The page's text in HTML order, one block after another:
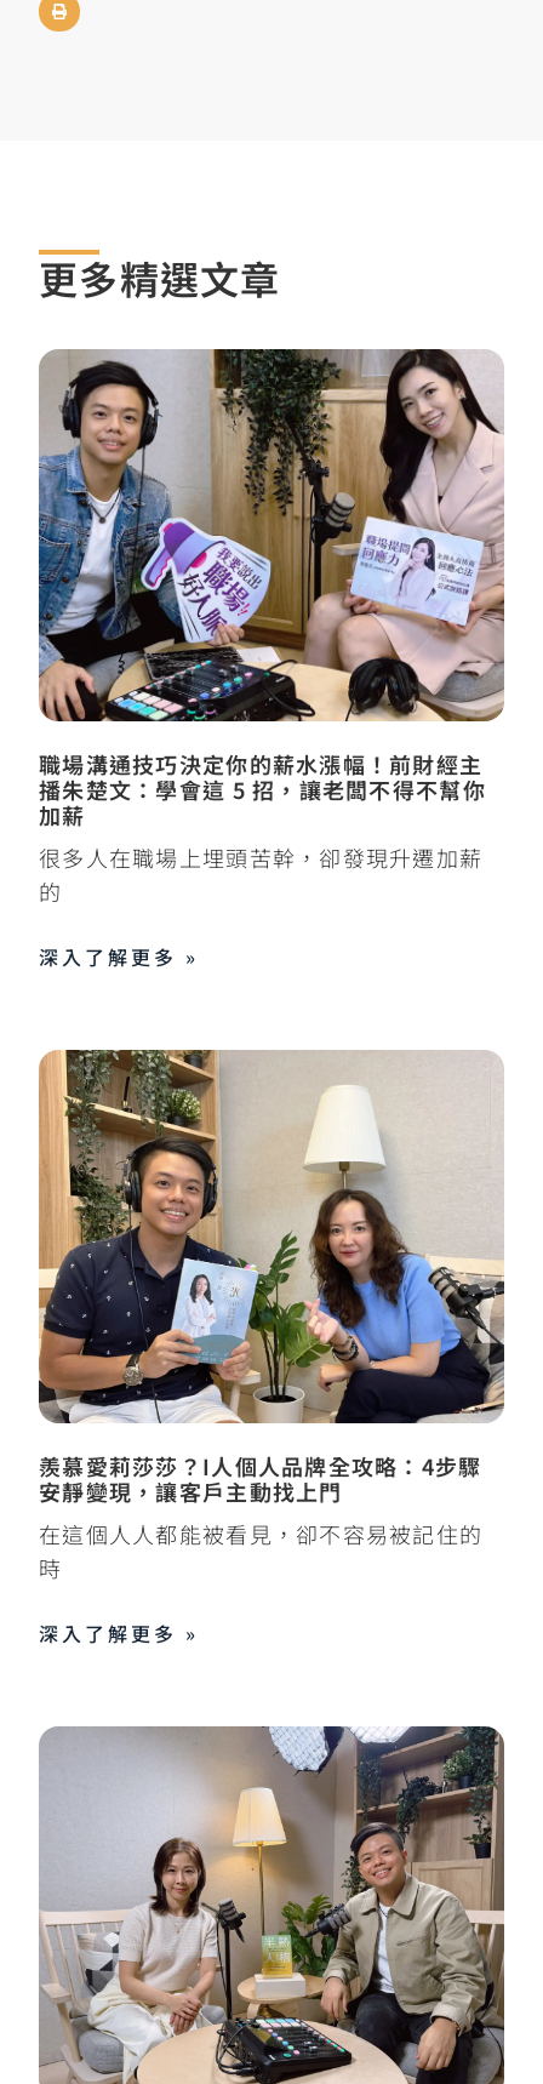
更多精選文章
職場溝通技巧決定你的薪水漲幅！前財經主
播朱楚文：學會這 5 招，讓老闆不得不幫你
加薪
很多人在職場上埋頭苦幹，卻發現升遷加薪
的
深入了解更多 »
羨慕愛莉莎莎？I人個人品牌全攻略：4步驟
安靜變現，讓客戶主動找上門
在這個人人都能被看見，卻不容易被記住的
時
深入了解更多 »